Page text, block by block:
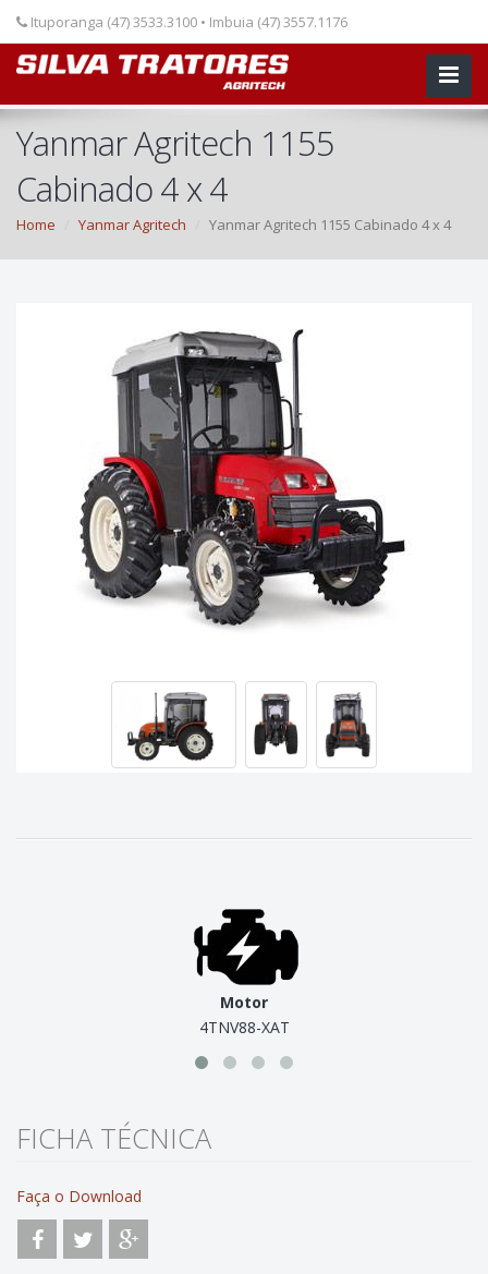
Ituporanga (47) 3533.3100 • Imbuia (47) 3557.1176
Yanmar Agritech 1155
Cabinado 4 x 4
Home Yanmar Agritech Yanmar Agritech 1155 Cabinado 4 x 4
FICHA TÉCNICA
Faça o Download